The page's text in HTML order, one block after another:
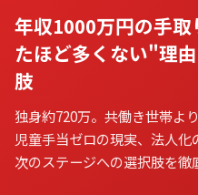
年収1000万円の手
たほど多くない"理
肢
独身約720万。共働き世帯よ
児童手当ゼロの現実、法人
次のステージへの選択肢を徹